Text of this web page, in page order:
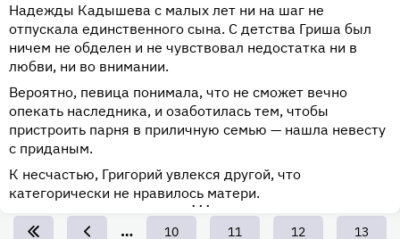
Надежды Кадышева с малых лет ни на шаг не
отпускала единственного сына. С детства Гриша был
ничем не обделен и не чувствовал недостатка ни в
любви, ни во внимании.
Вероятно, певица понимала, что не сможет вечно
опекать наследника, и озаботилась тем, чтобы
пристроить парня в приличную семью — нашла невесту
с приданым.
К несчастью, Григорий увлекся другой, что
категорически не нравилось матери.
•••
… Page
10 Page
11 Page
12 Page
13